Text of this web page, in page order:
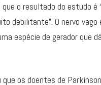
que o resultado do estudo
debilitante”. O nervo
espécie de gerador que
que os doentes de